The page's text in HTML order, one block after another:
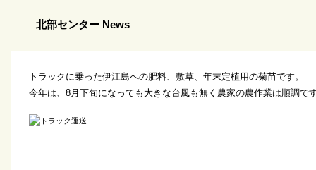
北部センター News
トラックに乗った伊江島への肥料、敷草、年末定植用の菊苗です。
今年は、8月下旬になっても大きな台風も無く農家の農作業は順調で